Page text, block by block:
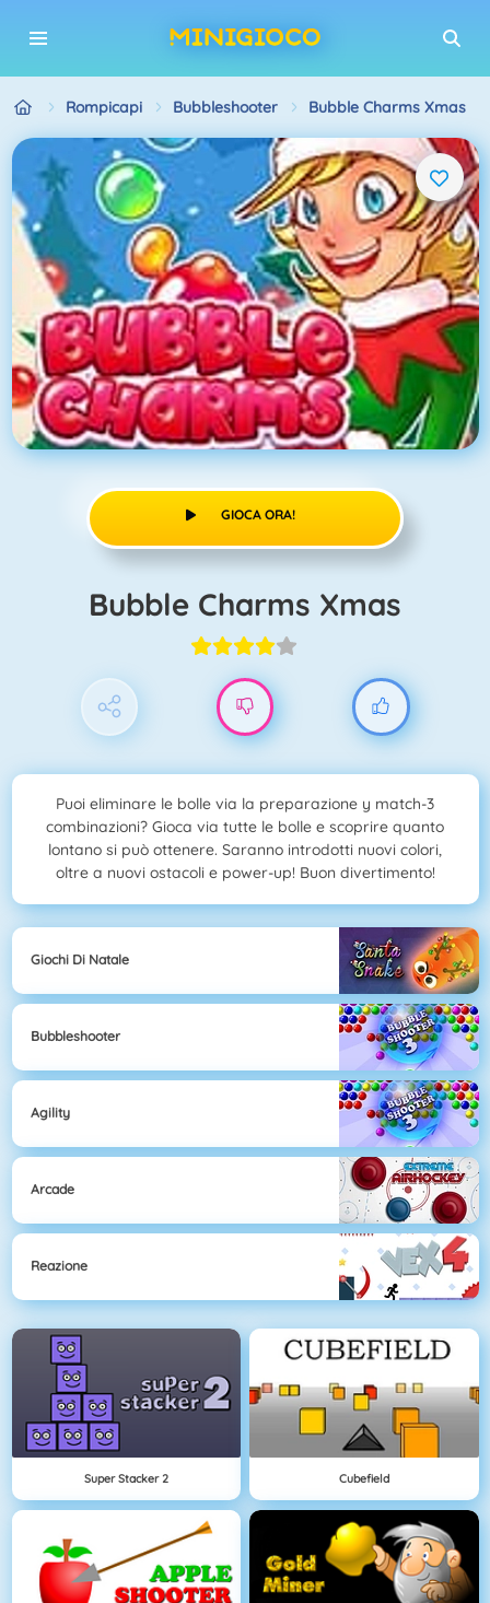
Rompicapi Bubbleshooter Bubble Charms Xmas
GIOCA ORA!
Bubble Charms Xmas
Puoi eliminare le bolle via la preparazione y match-3
combinazioni? Gioca via tutte le bolle e scoprire quanto
lontano si può ottenere. Saranno introdotti nuovi colori,
oltre a nuovi ostacoli e power-up! Buon divertimento!
Giochi Di Natale
Bubbleshooter
Agility
Arcade
Reazione
Super Stacker 2 Cubefield